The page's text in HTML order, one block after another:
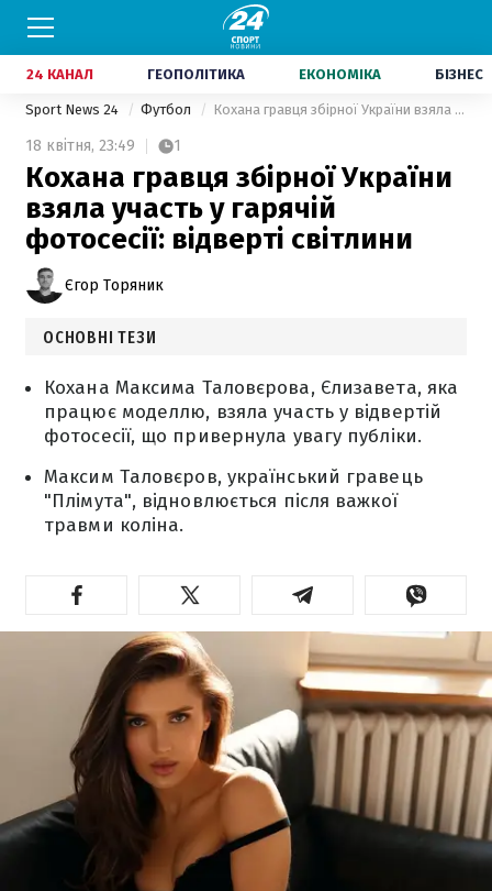
24 КАНАЛ ГЕОПОЛІТИКА ЕКОНОМІКА БІЗНЕС
Sport News 24 Футбол Кохана гравця збірної України взяла участь у гарячій фотосесії: відверті світлини
18 квітня, 23:49 1
Кохана гравця збірної України
взяла участь у гарячій
фотосесії: відверті світлини
Єгор Торяник
ОСНОВНІ ТЕЗИ
Кохана Максима Таловєрова, Єлизавета, яка
працює моделлю, взяла участь у відвертій
фотосесії, що привернула увагу публіки.
Максим Таловєров, український гравець
"Плімута", відновлюється після важкої
травми коліна.